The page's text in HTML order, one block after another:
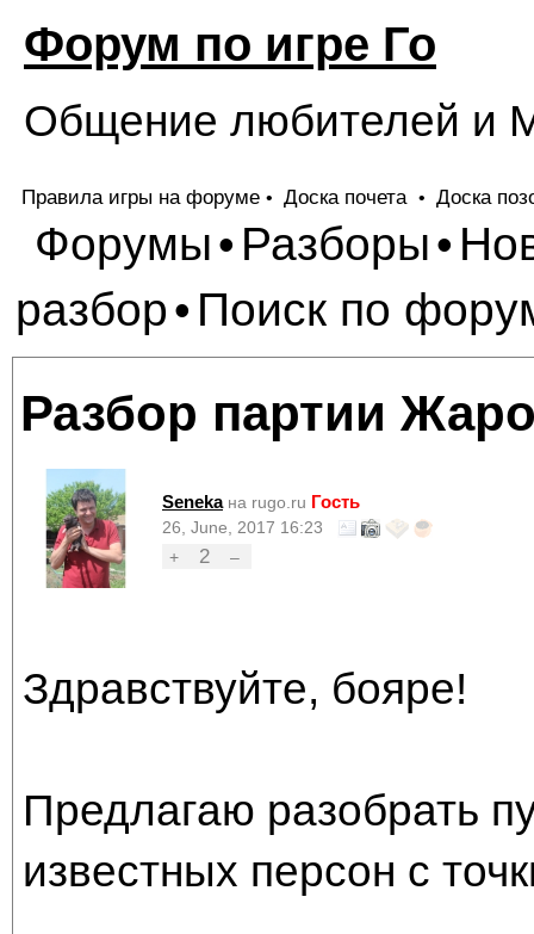
Форум по игре Го
Общение любителей и
Правила игры на форуме • Доска почета • Доска
Форумы• Разборы•
разбор• Поиск по
Разбор партии
Seneka на rugo.ru Гость
26, June, 2017 16:23
+
2 –
Здравствуйте, бояре!
Предлагаю разобрать
известных персон с